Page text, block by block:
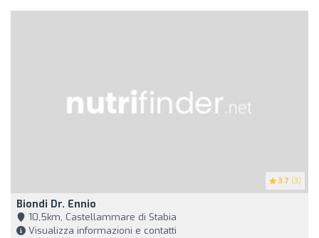
3.7 (3)
Biondi Dr. Ennio
10,5km, Castellammare di Stabia
Visualizza informazioni e contatti